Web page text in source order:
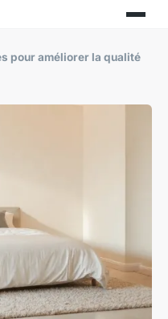
pour améliorer la qualité